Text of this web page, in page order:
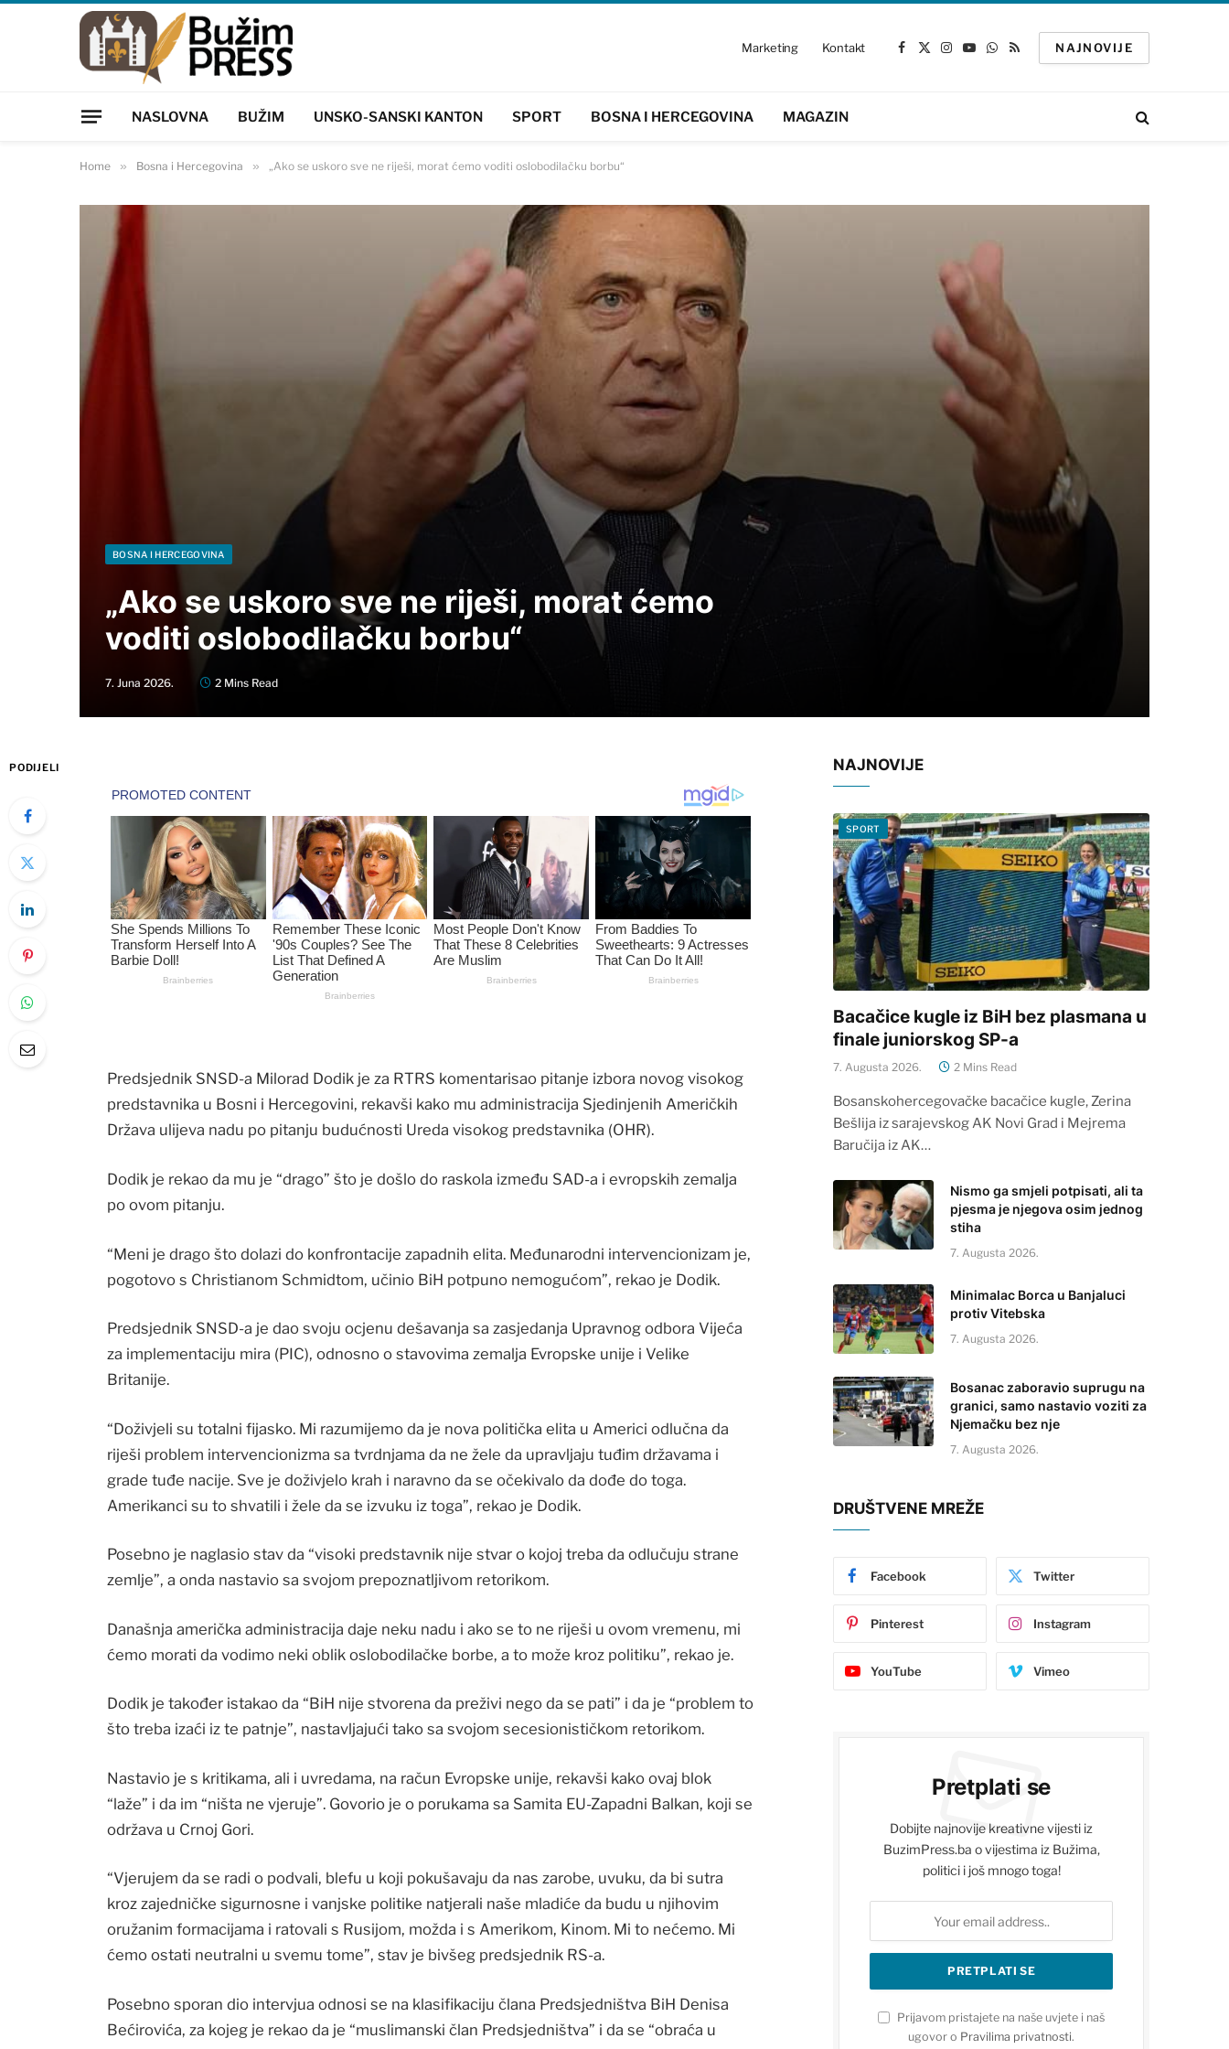
Marketing Kontakt
Facebook
X
Instagram
YouTube
WhatsApp
RSS
NAJNOVIJE
NASLOVNA BUŽIM UNSKO-SANSKI KANTON SPORT BOSNA I HERCEGOVINA MAGAZIN
Home » Bosna i Hercegovina » „Ako se uskoro sve ne riješi, morat ćemo voditi oslobodilačku borbu“
BOSNA I HERCEGOVINA
„Ako se uskoro sve ne riješi, morat ćemo
voditi oslobodilačku borbu“
7. Juna 2026. 2 Mins Read
PODIJELI
Predsjednik SNSD-a Milorad Dodik je za RTRS komentarisao pitanje izbora novog visokog
predstavnika u Bosni i Hercegovini, rekavši kako mu administracija Sjedinjenih Američkih
Država ulijeva nadu po pitanju budućnosti Ureda visokog predstavnika (OHR).
Dodik je rekao da mu je “drago” što je došlo do raskola između SAD-a i evropskih zemalja
po ovom pitanju.
“Meni je drago što dolazi do konfrontacije zapadnih elita. Međunarodni intervencionizam je,
pogotovo s Christianom Schmidtom, učinio BiH potpuno nemogućom”, rekao je Dodik.
Predsjednik SNSD-a je dao svoju ocjenu dešavanja sa zasjedanja Upravnog odbora Vijeća
za implementaciju mira (PIC), odnosno o stavovima zemalja Evropske unije i Velike
Britanije.
“Doživjeli su totalni fijasko. Mi razumijemo da je nova politička elita u Americi odlučna da
riješi problem intervencionizma sa tvrdnjama da ne žele da upravljaju tuđim državama i
grade tuđe nacije. Sve je doživjelo krah i naravno da se očekivalo da dođe do toga.
Amerikanci su to shvatili i žele da se izvuku iz toga”, rekao je Dodik.
Posebno je naglasio stav da “visoki predstavnik nije stvar o kojoj treba da odlučuju strane
zemlje”, a onda nastavio sa svojom prepoznatljivom retorikom.
Današnja američka administracija daje neku nadu i ako se to ne riješi u ovom vremenu, mi
ćemo morati da vodimo neki oblik oslobodilačke borbe, a to može kroz politiku”, rekao je.
Dodik je također istakao da “BiH nije stvorena da preživi nego da se pati” i da je “problem to
što treba izaći iz te patnje”, nastavljajući tako sa svojom secesionističkom retorikom.
Nastavio je s kritikama, ali i uvredama, na račun Evropske unije, rekavši kako ovaj blok
“laže” i da im “ništa ne vjeruje”. Govorio je o porukama sa Samita EU-Zapadni Balkan, koji se
održava u Crnoj Gori.
“Vjerujem da se radi o podvali, blefu u koji pokušavaju da nas zarobe, uvuku, da bi sutra
kroz zajedničke sigurnosne i vanjske politike natjerali naše mladiće da budu u njihovim
oružanim formacijama i ratovali s Rusijom, možda i s Amerikom, Kinom. Mi to nećemo. Mi
ćemo ostati neutralni u svemu tome”, stav je bivšeg predsjednik RS-a.
Posebno sporan dio intervjua odnosi se na klasifikaciju člana Predsjedništva BiH Denisa
Bećirovića, za kojeg je rekao da je “muslimanski član Predsjedništva” i da se “obraća u
NAJNOVIJE
SPORT
Bacačice kugle iz BiH bez plasmana u
finale juniorskog SP-a
7. Augusta 2026. 2 Mins Read
Bosanskohercegovačke bacačice kugle, Zerina
Bešlija iz sarajevskog AK Novi Grad i Mejrema
Baručija iz AK…
Nismo ga smjeli potpisati, ali ta
pjesma je njegova osim jednog
stiha
7. Augusta 2026.
Minimalac Borca u Banjaluci
protiv Vitebska
7. Augusta 2026.
Bosanac zaboravio suprugu na
granici, samo nastavio voziti za
Njemačku bez nje
7. Augusta 2026.
DRUŠTVENE MREŽE
Facebook Twitter
Pinterest Instagram
YouTube Vimeo
Pretplati se
Dobijte najnovije kreativne vijesti iz
BuzimPress.ba o vijestima iz Bužima,
politici i još mnogo toga!
Prijavom pristajete na naše uvjete i naš
ugovor o Pravilima privatnosti.